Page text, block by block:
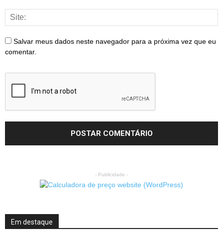
Salvar meus dados neste navegador para a próxima vez que eu
comentar.
- Publicidade -
Em destaque